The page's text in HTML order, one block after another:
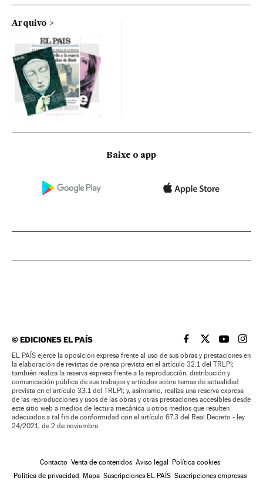
Arquivo
Baixe o app
©EDICIONES EL PAÍS EL PAÍS BRASIL EN
EL PAÍSEL PAÍS
EL
EL PAÍS ejerce la oposición expresa frente al uso de sus obras y prestaciones en
la elaboración de revistas de prensa prevista en el artículo 32.1 del TRLPI;
también realiza la reserva expresa frente a la reproducción, distribución y
comunicación pública de sus trabajos y artículos sobre temas de actualidad
prevista en el artículo 33.1 del TRLPI; y, asimismo, realiza una reserva expresa
de las reproducciones y usos de las obras y otras prestaciones accesibles desde
este sitio web a medios de lectura mecánica u otros medios que resulten
adecuados a tal fin de conformidad con el artículo 67.3 del Real Decreto - ley
24/2021, de 2 de noviembre
Contacto Venta de contenidos Aviso legal Política cookies
Política de privacidad Mapa Suscripciones EL PAÍS Suscripciones empresas